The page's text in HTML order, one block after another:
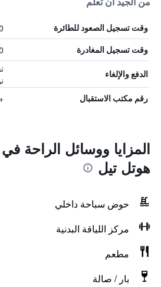
وقت تسجيل الصعود للطائرة
وقت تسجيل المغادرة
الدفع والإلغاء
رقم مكتب الاستقبال +31 344 622 020
المزايا ووسائل الراحة
هوتل تيل
حوض سباحة داخلي
مركز اللياقة البدنية
مطعم
بار / صالة